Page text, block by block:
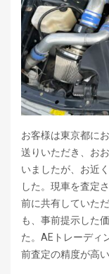
お客様は東京都に
送りいただき、お
いましたが、お近
した。現車を査定
前に共有していた
も、事前提示した
た。AEトレーディ
前査定の精度が高